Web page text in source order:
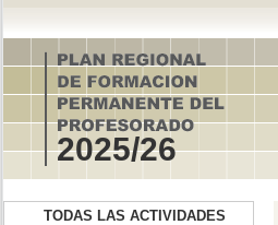
2025/26
TODAS LAS ACTIVIDADES